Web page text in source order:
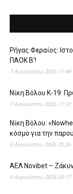
Ρήγας Φεραίος:
ΠΑΟΚ Β’!
7 Αυγούστου 2026 11:49
Νίκη Βόλου Κ-19:
7 Αυγούστου 2026 11:10
Νίκη Βόλου:
κόσμο για την
6 Αυγούστου 2026 20:26
ΑΕΛ Novibet –
6 Αυγούστου 2026 20:17